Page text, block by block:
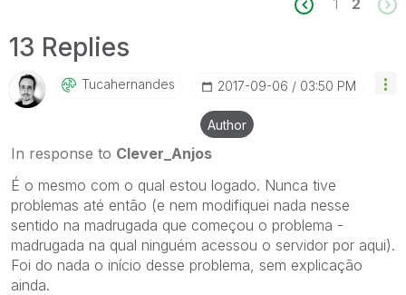
13 Replies
Tucahernandes ‎2017-09-06 03:50 PM
Author
In response to Clever_Anjos
É o mesmo com o qual estou logado. Nunca tive
problemas até então (e nem modifiquei nada nesse
sentido na madrugada que começou o problema -
madrugada na qual ninguém acessou o servidor por aqui).
Foi do nada o início desse problema, sem explicação
ainda.